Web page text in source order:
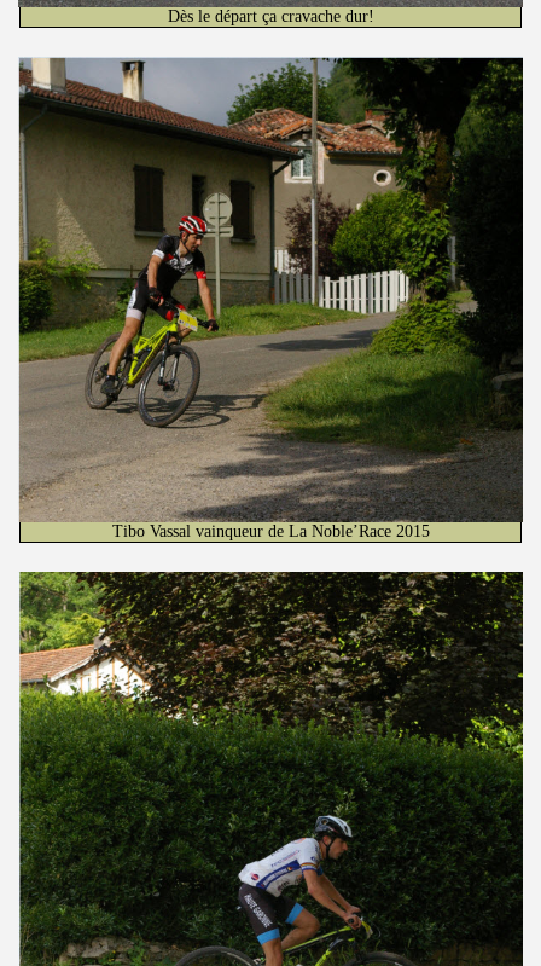
Dès le départ ça cravache dur!
Tibo Vassal vainqueur de La Noble’Race 2015